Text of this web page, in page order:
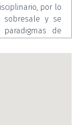
por lo
y se
de
renovación,